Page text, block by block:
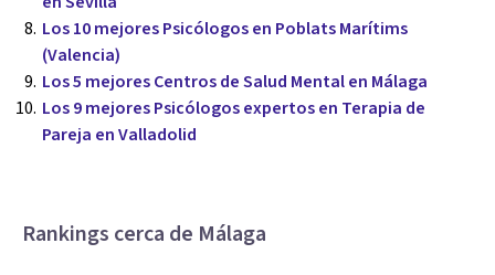
Los 10 mejores Psicólogos en Poblats Marítims
(Valencia)
Los 5 mejores Centros de Salud Mental en Málaga
Los 9 mejores Psicólogos expertos en Terapia de
Pareja en Valladolid
Rankings cerca de Málaga